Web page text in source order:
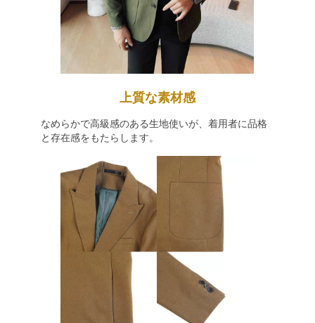
上質な素材感
なめらかで高級感のある生地使いが、着用者に品格
と存在感をもたらします。